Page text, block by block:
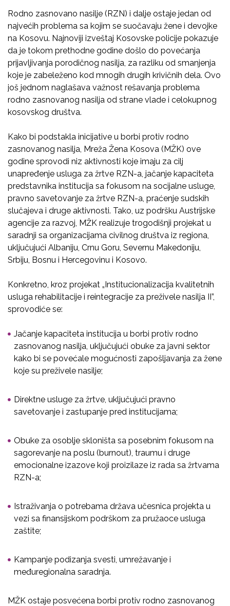
Rodno zasnovano nasilje (RZN) i dalje ostaje jedan od
najvećih problema sa kojim se suočavaju žene i devojke
na Kosovu. Najnoviji izveštaj Kosovske policije pokazuje
da je tokom prethodne godine došlo do povećanja
prijavljivanja porodičnog nasilja, za razliku od smanjenja
koje je zabeleženo kod mnogih drugih krivičnih dela. Ovo
još jednom naglašava važnost rešavanja problema
rodno zasnovanog nasilja od strane vlade i celokupnog
kosovskog društva.
Kako bi podstakla inicijative u borbi protiv rodno
zasnovanog nasilja, Mreža Žena Kosova (MŽK) ove
godine sprovodi niz aktivnosti koje imaju za cilj
unapređenje usluga za žrtve RZN-a, jačanje kapaciteta
predstavnika institucija sa fokusom na socijalne usluge,
pravno savetovanje za žrtve RZN-a, praćenje sudskih
slučajeva i druge aktivnosti. Tako, uz podršku Austrijske
agencije za razvoj, MŽK realizuje trogodišnji projekat u
saradnji sa organizacijama civilnog društva iz regiona,
uključujući Albaniju, Crnu Goru, Severnu Makedoniju,
Srbiju, Bosnu i Hercegovinu i Kosovo.
Konkretno, kroz projekat „Institucionalizacija kvalitetnih
usluga rehabilitacije i reintegracije za preživele nasilja II”,
sprovodiće se:
Jačanje kapaciteta institucija u borbi protiv rodno
zasnovanog nasilja, uključujući obuke za javni sektor
kako bi se povećale mogućnosti zapošljavanja za žene
koje su preživele nasilje;
Direktne usluge za žrtve, uključujući pravno
savetovanje i zastupanje pred institucijama;
Obuke za osoblje skloništa sa posebnim fokusom na
sagorevanje na poslu (burnout), traumu i druge
emocionalne izazove koji proizilaze iz rada sa žrtvama
RZN-a;
Istraživanja o potrebama država učesnica projekta u
vezi sa finansijskom podrškom za pružaoce usluga
zaštite;
Kampanje podizanja svesti, umrežavanje i
međuregionalna saradnja.
MŽK ostaje posvećena borbi protiv rodno zasnovanog